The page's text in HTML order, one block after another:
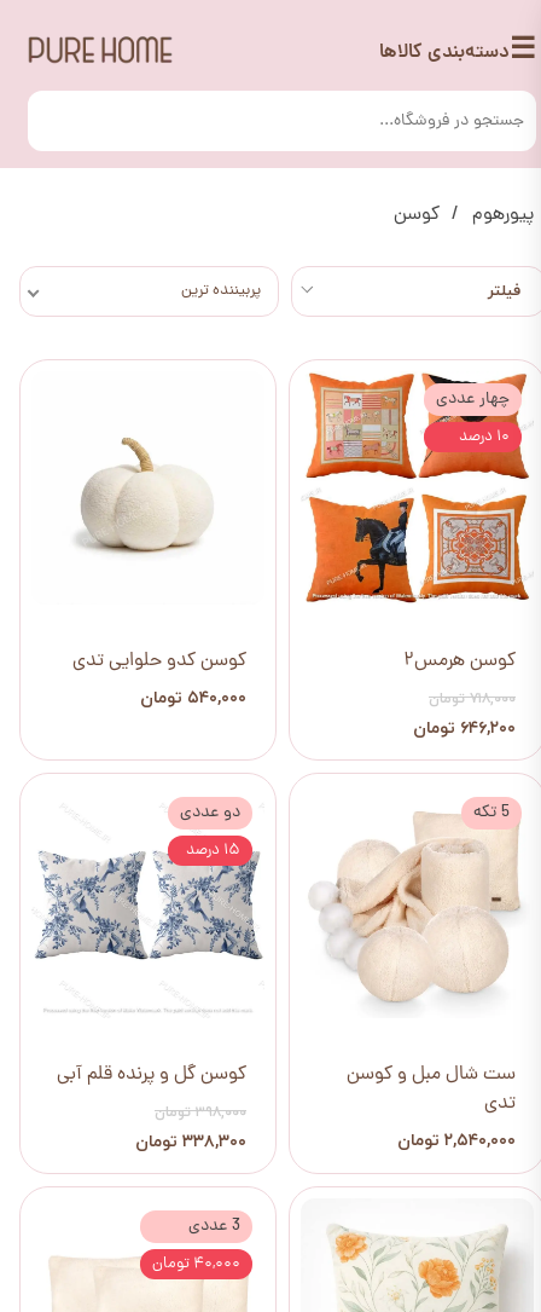
☰دسته‌بندی کالاها
پیورهوم کوسن
پربیننده ترین
کوسن هرمس2
۷۱۸,۰۰۰ تومان
۶۴۶,۲۰۰ تومان
چهار عددی
۱۰ درصد
کوسن کدو حلوایی تدی
۵۴۰,۰۰۰ تومان
ست شال مبل و کوسن
تدی
۲,۵۴۰,۰۰۰ تومان
5 تکه
کوسن گل و پرنده قلم آبی
۳۹۸,۰۰۰ تومان
۳۳۸,۳۰۰ تومان
دو عددی
۱۵ درصد
3 عددی
۴۰,۰۰۰ تومان